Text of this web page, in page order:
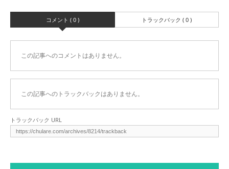
コメント ( 0 ) トラックバック ( 0 )
この記事へのコメントはありません。
この記事へのトラックバックはありません。
トラックバック URL